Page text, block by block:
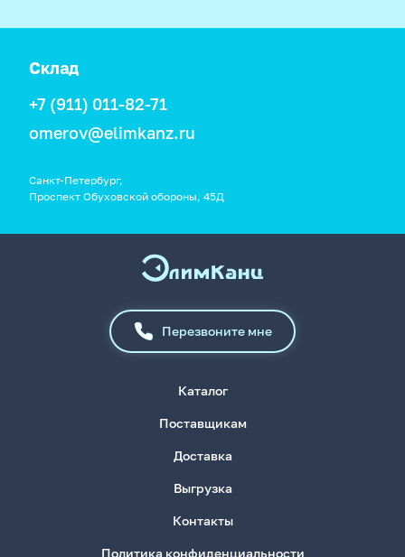
Склад
+7 (911) 011-82-71
omerov@elimkanz.ru
Санкт-Петербург,
Проспект Обуховской обороны, 45Д
Перезвоните мне
Каталог
Поставщикам
Доставка
Выгрузка
Контакты
Политика конфиденциальности